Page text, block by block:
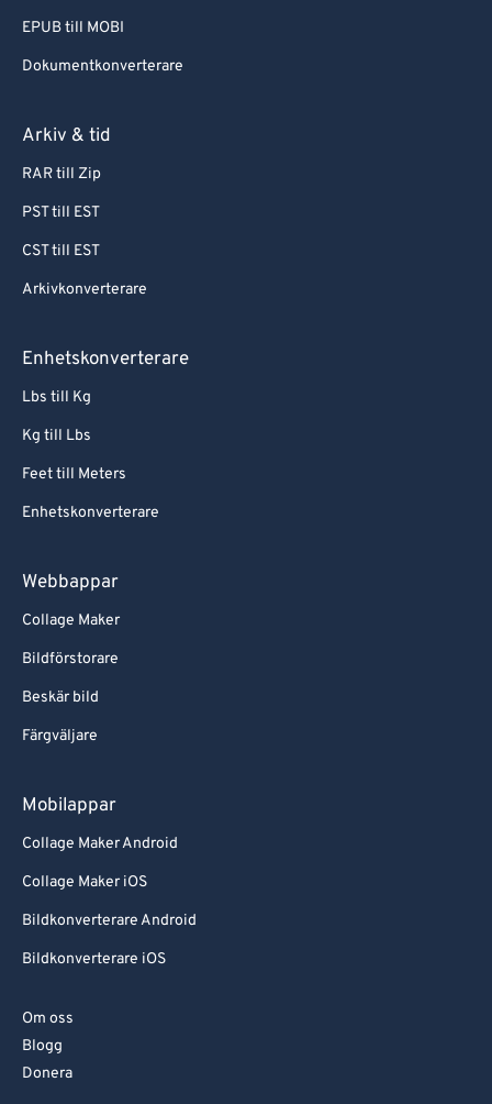
EPUB till MOBI
Dokumentkonverterare
Arkiv & tid
RAR till Zip
PST till EST
CST till EST
Arkivkonverterare
Enhetskonverterare
Lbs till Kg
Kg till Lbs
Feet till Meters
Enhetskonverterare
Webbappar
Collage Maker
Bildförstorare
Beskär bild
Färgväljare
Mobilappar
Collage Maker Android
Collage Maker iOS
Bildkonverterare Android
Bildkonverterare iOS
Om oss
Blogg
Donera